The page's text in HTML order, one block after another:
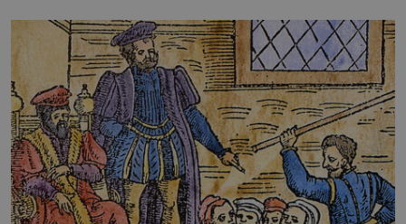
zdálo o jednorožcích, krásných princeznách, statečných
rytířích a létajících dracích.